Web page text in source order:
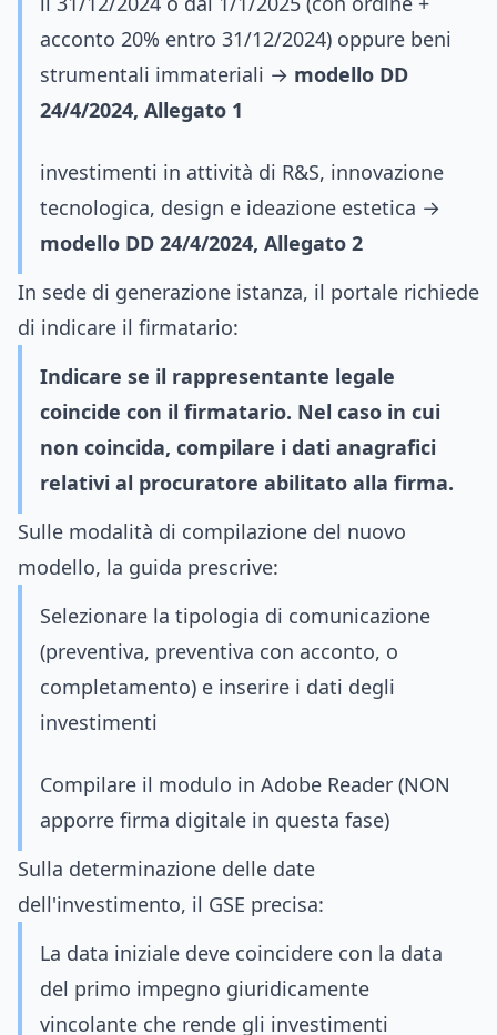
acconto 20% entro 31/12/2024) oppure beni
strumentali immateriali → modello DD
24/4/2024, Allegato 1
investimenti in attività di R&S, innovazione
tecnologica, design e ideazione estetica →
modello DD 24/4/2024, Allegato 2
In sede di generazione istanza, il portale richiede
di indicare il firmatario:
Indicare se il rappresentante legale
coincide con il firmatario. Nel caso in cui
non coincida, compilare i dati anagrafici
relativi al procuratore abilitato alla firma.
Sulle modalità di compilazione del nuovo
modello, la guida prescrive:
Selezionare la tipologia di comunicazione
(preventiva, preventiva con acconto, o
completamento) e inserire i dati degli
investimenti
Compilare il modulo in Adobe Reader (NON
apporre firma digitale in questa fase)
Sulla determinazione delle date
dell'investimento, il GSE precisa:
La data iniziale deve coincidere con la data
del primo impegno giuridicamente
vincolante che rende gli investimenti